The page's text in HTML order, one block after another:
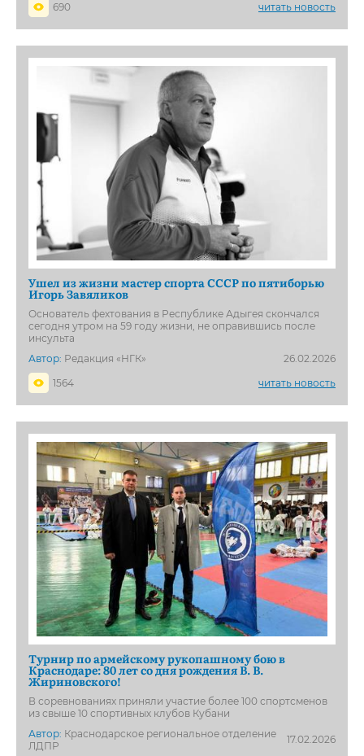
690
читать новость
Ушел из жизни мастер спорта СССР по пятиборью
Игорь Завяликов
Основатель фехтования в Республике Адыгея скончался
сегодня утром на 59 году жизни, не оправившись после
инсульта
Автор: Редакция «НГК»
26.02.2026
1564
читать новость
Турнир по армейскому рукопашному бою в
Краснодаре: 80 лет со дня рождения В. В.
Жириновского!
В соревнованиях приняли участие более 100 спортсменов
из свыше 10 спортивных клубов Кубани
Автор: Краснодарское региональное отделение
ЛДПР
17.02.2026